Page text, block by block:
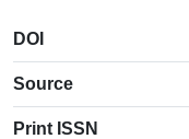
DOI
Source
Print ISSN